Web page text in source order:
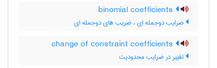
ضرایب دوجمله ای ، ضریب های دوجمله ای
تغییر در ضرایب محدودیت